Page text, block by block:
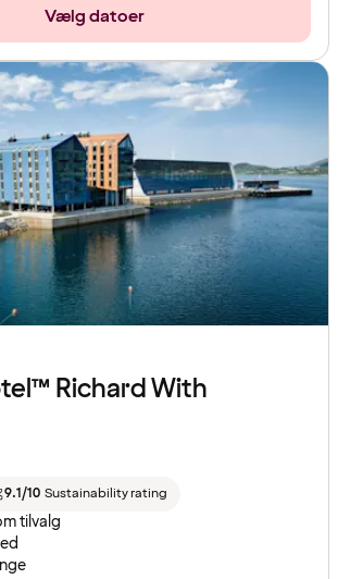
Vælg datoer
Richard With
9.1/10 Sustainability rating
tilvalg